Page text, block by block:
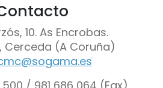
10. As Encrobas.
Cerceda (A Coruña)